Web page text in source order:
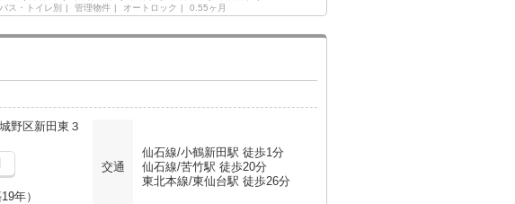
バス・トイレ別 管理物件 オートロック 0.55ヶ月
野区新田東３
交通
仙石線/小鶴新田駅 徒歩1分
仙石線/苦竹駅 徒歩20分
東北本線/東仙台駅 徒歩26分
年）